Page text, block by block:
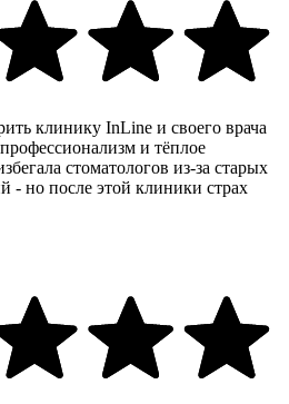
клинику InLine и своего врача
и тёплое
стоматологов из-за старых
- но после этой клиники страх